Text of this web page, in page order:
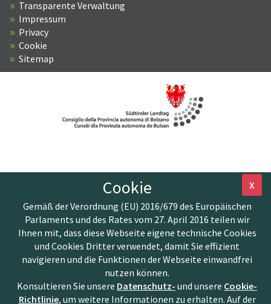
Transparente Verwaltung
Impressum
Privacy
Cookie
Sitemap
X
Cookie
Gemäß der Verordnung (EU) 2016/679 des Europäischen
Parlaments und des Rates vom 27. April 2016 teilen wir
Ihnen mit, dass diese Webseite eigene technische Cookies
und Cookies Dritter verwendet, damit Sie effizient
navigieren und die Funktionen der Webseite einwandfrei
nutzen können.
Konsultieren Sie unsere Datenschutz- und unsere Cookie-
Richtlinie, um weitere Informationen zu erhalten. Auf der